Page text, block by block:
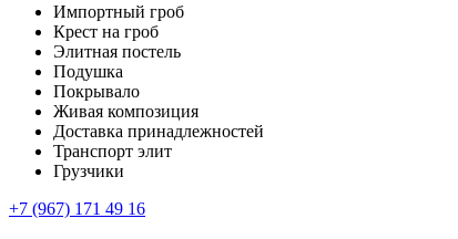
Импортный гроб
Крест на гроб
Элитная постель
Подушка
Покрывало
Живая композиция
Доставка принадлежностей
Транспорт элит
Грузчики
+7 (967) 171 49 16